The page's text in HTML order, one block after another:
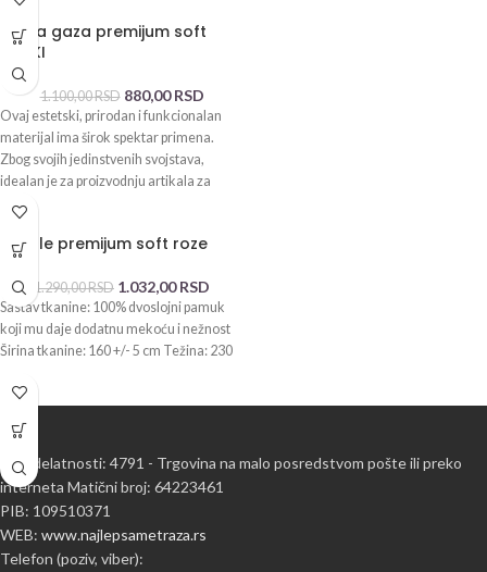
-20%
Dupla gaza premijum soft
KHAKI
1.100,00RSD 880,00RSD
Ovaj estetski, prirodan i funkcionalan
materijal ima širok spektar primena.
Zbog svojih jedinstvenih svojstava,
idealan je za proizvodnju artikala za
-20%
Waffle premijum soft roze
1.290,00RSD 1.032,00RSD
Sastav tkanine: 100% dvoslojni pamuk
koji mu daje dodatnu mekoću i nežnost
Širina tkanine: 160 +/- 5 cm Težina: 230
Šifra delatnosti: 4791 - Trgovina na malo posredstvom pošte ili preko
interneta Matični broj: 64223461
PIB: 109510371
WEB: www.najlepsametraza.rs
Telefon (poziv, viber):